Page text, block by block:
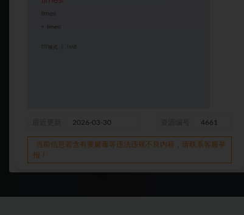
2026-03-30 4661
当前信息若含有黄赌毒等违法违规不良内容，请联系客服举
报！